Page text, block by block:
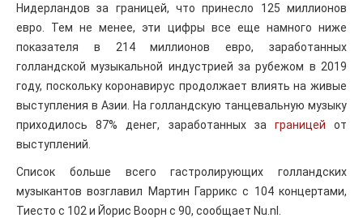
Нидерландов за границей, что принесло 125 миллионов
евро. Тем не менее, эти цифры все еще намного ниже
показателя в 214 миллионов евро, заработанных
голландской музыкальной индустрией за рубежом в 2019
году, поскольку коронавирус продолжает влиять на живые
выступления в Азии. На голландскую танцевальную музыку
приходилось 87% денег, заработанных за границей от
выступлений.
Список больше всего гастролирующих голландских
музыкантов возглавил Мартин Гаррикс с 104 концертами,
Тиесто с 102 и Йорис Воорн с 90, сообщает Nu.nl.